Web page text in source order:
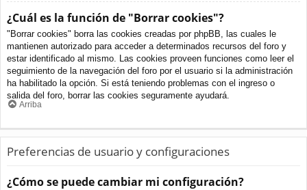
¿Cuál es la función de "Borrar cookies"?
"Borrar cookies" borra las cookies creadas por phpBB, las cuales le
mantienen autorizado para acceder a determinados recursos del foro y
estar identificado al mismo. Las cookies proveen funciones como leer el
seguimiento de la navegación del foro por el usuario si la administración
ha habilitado la opción. Si está teniendo problemas con el ingreso o
salida del foro, borrar las cookies seguramente ayudará.
Arriba
Preferencias de usuario y configuraciones
¿Cómo se puede cambiar mi configuración?